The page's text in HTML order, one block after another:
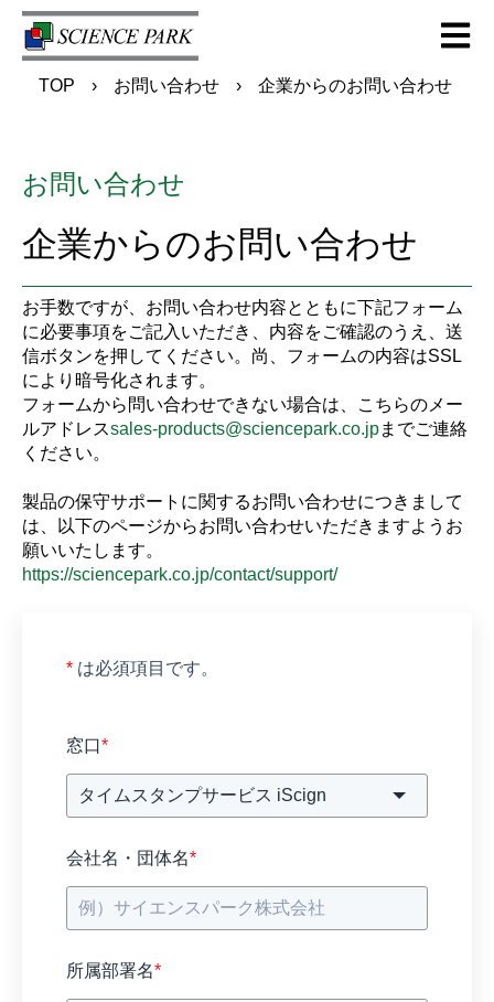
Open
TOP お問い合わせ 企業からのお問い合わせ
お問い合わせ
企業からのお問い合わせ
お手数ですが、お問い合わせ内容とともに下記フォーム
に必要事項をご記入いただき、内容をご確認のうえ、送
信ボタンを押してください。尚、フォームの内容はSSL
により暗号化されます。
フォームから問い合わせできない場合は、こちらのメー
ルアドレスsales-products@sciencepark.co.jpまでご連絡
ください。
製品の保守サポートに関するお問い合わせにつきまして
は、以下のページからお問い合わせいただきますようお
願いいたします。
https://sciencepark.co.jp/contact/support/
* は必須項目です。
窓口*
会社名・団体名*
所属部署名*